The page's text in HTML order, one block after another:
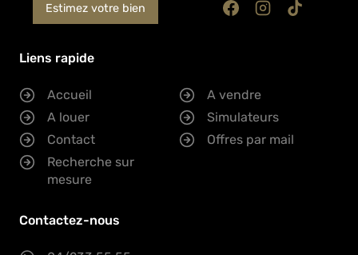
Estimez votre bien
Liens rapide
Accueil
A vendre
A louer
Simulateurs
Contact
Offres par mail
Recherche sur
mesure
Contactez-nous